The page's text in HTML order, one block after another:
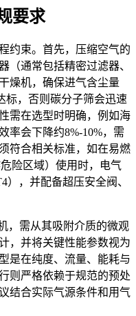
要求
约束。首先，压缩空气的
（通常包括精密过滤器、
燥机，确保进气含尘量
标，否则碳分子筛会迅速
需在选型时明确，例如海
率会下降约8%-10%，需
符合相关标准，如在易燃
险区域）使用时，电气
），并配备超压安全阀、
，需从其吸附介质的微观
，并将关键性能参数视为
是在纯度、流量、能耗与
则严格依赖于规范的预处
结合实际气源条件和用气